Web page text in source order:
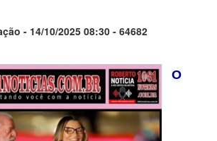
- 14/10/2025 08:30 - 64682
O